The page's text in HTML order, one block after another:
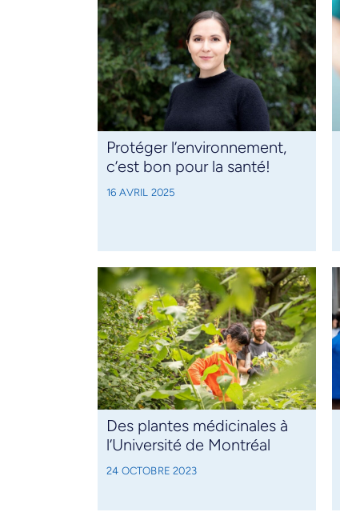
Protéger l’environnement,
c’est bon pour la santé!
16 AVRIL 2025
Des plantes médicinales à
l’Université de Montréal
24 OCTOBRE 2023